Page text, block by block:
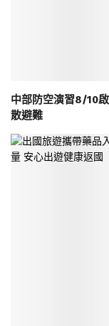
中部防空演習8/10
散避難